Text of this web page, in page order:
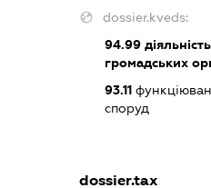
dossier.kveds:
94.99
громадських
93.11
споруд
dossier.tax